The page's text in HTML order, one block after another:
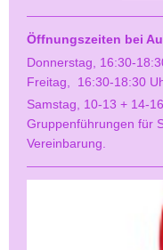
Öffnungszeiten bei
Donnerstag, 16:30-
Freitag, 16:30-18:30
Samstag, 10-13 + 14-
Gruppenführungen für
Vereinbarung.